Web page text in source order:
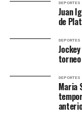
DEPORTES
Juan
de
DEPORTES
DEPORTES
Maria